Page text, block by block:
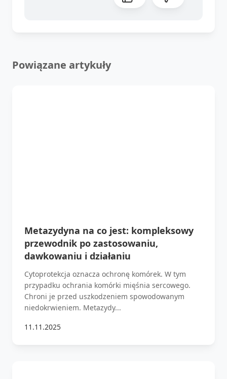
Powiązane artykuły
Metazydyna na co jest: kompleksowy
przewodnik po zastosowaniu,
dawkowaniu i działaniu
Cytoprotekcja oznacza ochronę komórek. W tym
przypadku ochrania komórki mięśnia sercowego.
Chroni je przed uszkodzeniem spowodowanym
niedokrwieniem. Metazydy...
11.11.2025